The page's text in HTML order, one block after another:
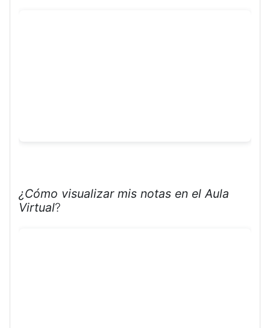
¿Cómo visualizar mis notas en el Aula
Virtual?